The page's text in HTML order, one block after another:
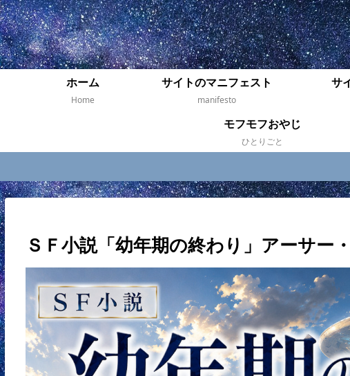
ホーム
Home
サイトのマニフェスト
manifesto
サ
モフモフおやじ
ひとりごと
ＳＦ小説「幼年期の終わり」アーサー